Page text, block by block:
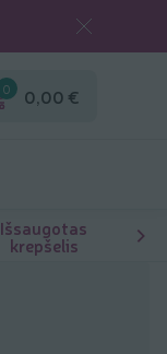
0 0,00 €
Išsaugotas
krepšelis